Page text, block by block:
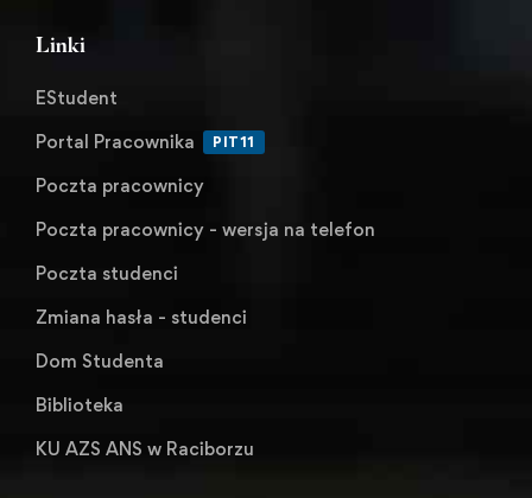
Linki
EStudent
Portal Pracownika
PIT11
Poczta pracownicy
Poczta pracownicy - wersja na telefon
Poczta studenci
Zmiana hasła - studenci
Dom Studenta
Biblioteka
KU AZS ANS w Raciborzu